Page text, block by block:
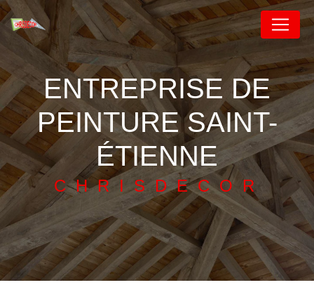
ENTREPRISE DE
PEINTURE SAINT-
ÉTIENNE
CHRISDECOR
Panneau de gestion des cookies